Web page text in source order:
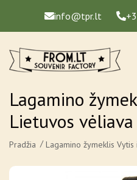
info@tpr.lt
Lagamino
Lietuvos vėliava
Pradžia Lagamino žymeklis